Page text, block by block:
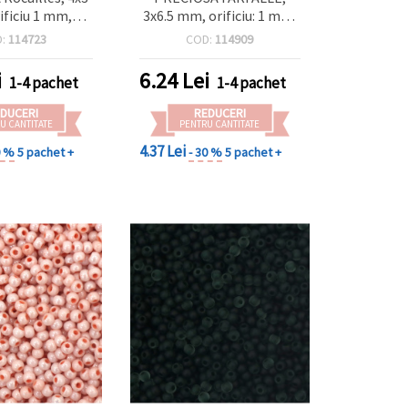
1 mm,
20 g (±320
114723
1-4 pachet
CANTITATE
%5 pachet +
3x6.5 mm, orificiu: 1 mm,
opace, culoare mentă
COD: 114909
6.24Lei 1-4 pachet
REDUCERI
PENTRU CANTITATE
4.37 Lei- 30 %5 pachet +